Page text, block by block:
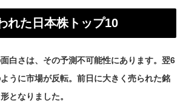
れた日本株トップ10
白さは、その予測不可能性にあります。翌6
うに市場が反転。前日に大きく売られた銘
となりました。